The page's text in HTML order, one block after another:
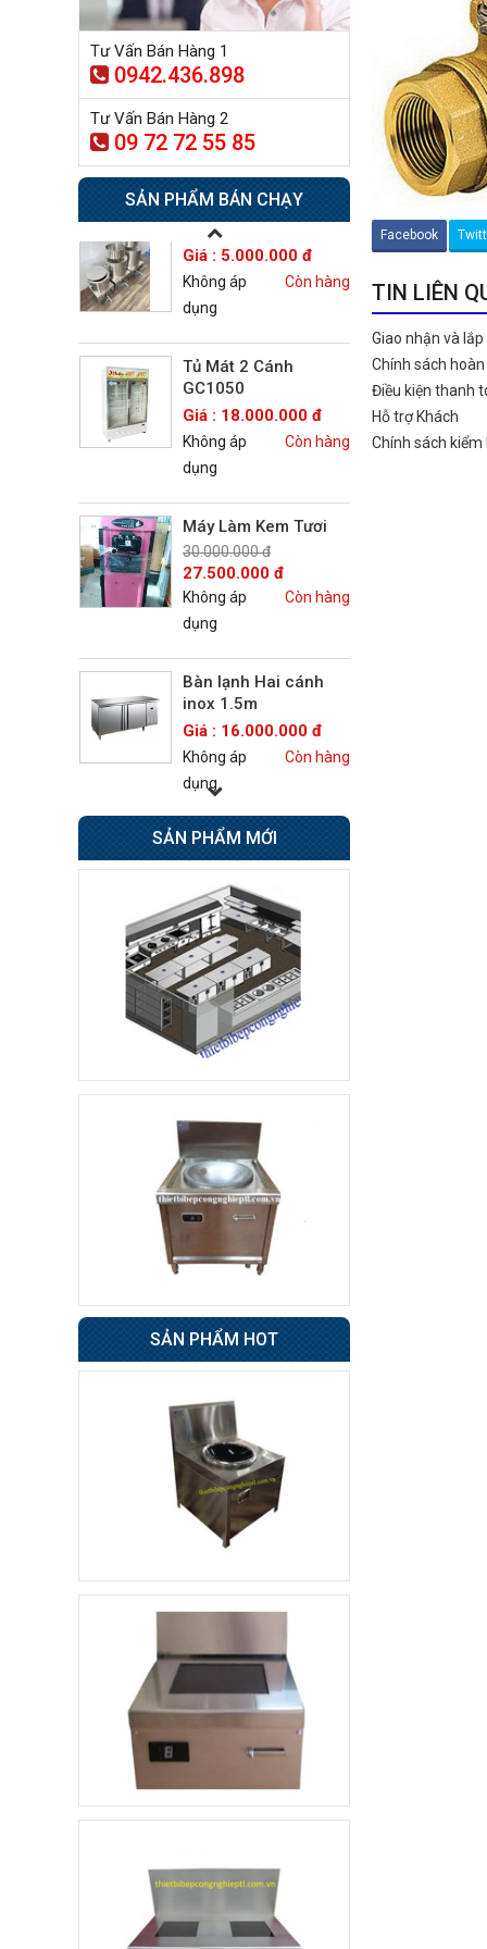
Facebook
TIN LIÊN
Giao nhận và lắp
Chính sách
Điều kiện thanh
Hỗ trợ Khách
Chính sách kiểm
Tư Vấn Bán Hàng 1
0942.436.898
Tư Vấn Bán Hàng 2
09 72 72 55 85
SẢN PHẨM BÁN CHẠY
dụng
Tủ sấy công nghiệp
21.300.000 đ
20.500.000 đ
Không áp
dụng
Nồi phở 30- 50- 70 Lít
Giá : 5.000.000 đ
Không áp
dụng
Còn hàng
Tủ Mát 2 Cánh
GC1050
Giá : 18.000.000 đ
Không áp
dụng
Còn hàng
Máy Làm Kem Tươi
30.000.000 đ
27.500.000 đ
Không áp
dụng
Còn hàng
Bàn lạnh Hai cánh
inox 1.5m
Giá : 16.000.000 đ
Không áp
dụng
Còn hàng
Bếp Âu 6 họng có lò
nướng Berjaya
Giá : 42.500.000 đ
Không áp
dụng
Còn hàng
Tủ sấy cốc
8.500.000 đ
7.800.000 đ
dụng
Tủ đông 6 cánh
Giá : 31.500.000 đ
Không áp
4 cánh BERJAYA
49.000.000 đ
48.500.000 đ
dụng
Xe đẩy hàng inox 1
tầng
4.800.000 đ
3.500.000 đ
dụng
Quầy pha chế trà sữa
10.000.000 đ
8.900.000 đ
dụng
Khay ăn Inox
SẢN PHẨM MỚI
SẢN PHẨM HOT